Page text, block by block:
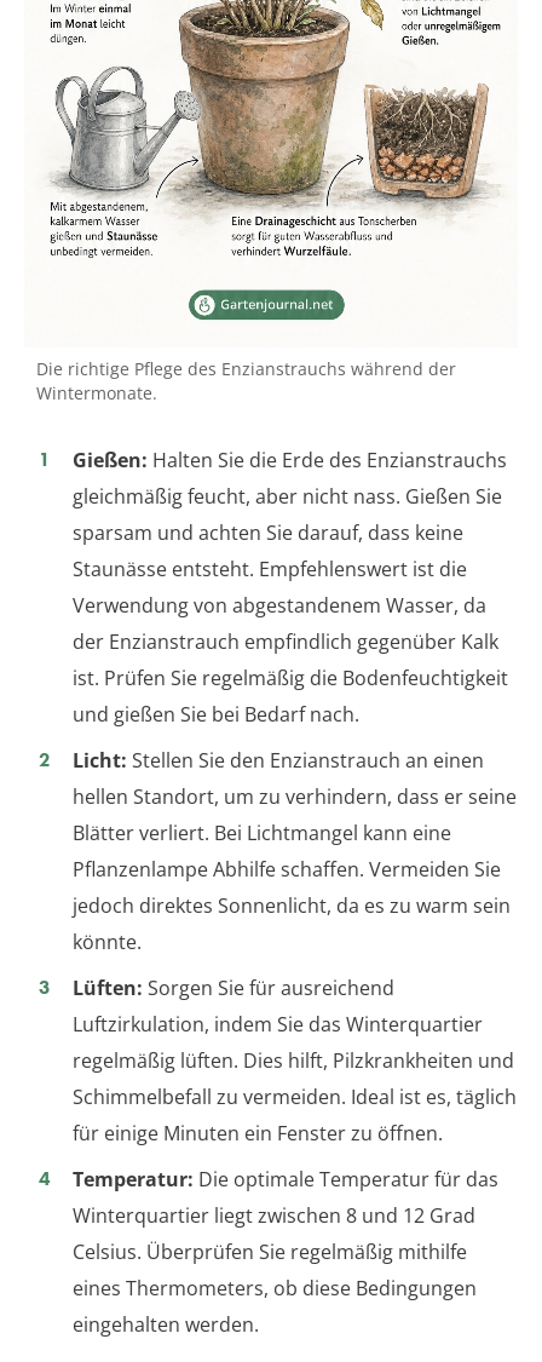
Die richtige Pflege des Enzianstrauchs während der
Wintermonate.
Gießen: Halten Sie die Erde des Enzianstrauchs
gleichmäßig feucht, aber nicht nass. Gießen Sie
sparsam und achten Sie darauf, dass keine
Staunässe entsteht. Empfehlenswert ist die
Verwendung von abgestandenem Wasser, da
der Enzianstrauch empfindlich gegenüber Kalk
ist. Prüfen Sie regelmäßig die Bodenfeuchtigkeit
und gießen Sie bei Bedarf nach.
Licht: Stellen Sie den Enzianstrauch an einen
hellen Standort, um zu verhindern, dass er seine
Blätter verliert. Bei Lichtmangel kann eine
Pflanzenlampe Abhilfe schaffen. Vermeiden Sie
jedoch direktes Sonnenlicht, da es zu warm sein
könnte.
Lüften: Sorgen Sie für ausreichend
Luftzirkulation, indem Sie das Winterquartier
regelmäßig lüften. Dies hilft, Pilzkrankheiten und
Schimmelbefall zu vermeiden. Ideal ist es, täglich
für einige Minuten ein Fenster zu öffnen.
Temperatur: Die optimale Temperatur für das
Winterquartier liegt zwischen 8 und 12 Grad
Celsius. Überprüfen Sie regelmäßig mithilfe
eines Thermometers, ob diese Bedingungen
eingehalten werden.